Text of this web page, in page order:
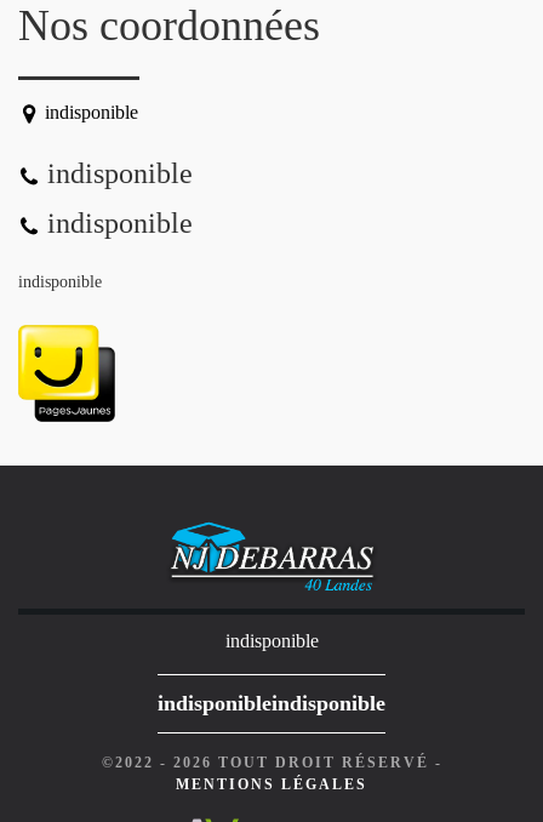
Nos coordonnées
indisponible
indisponible
indisponible
indisponible
indisponible
indisponibleindisponible
©2022 - 2026 TOUT DROIT RÉSERVÉ -
MENTIONS LÉGALES